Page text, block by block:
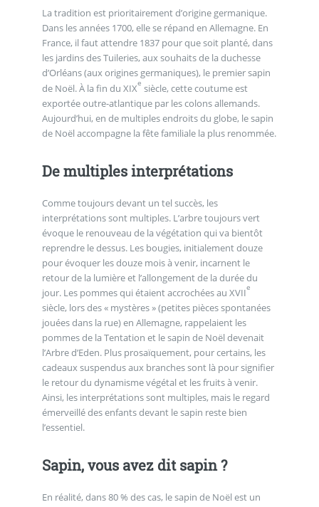
La tradition est prioritairement d’origine germanique.
Dans les années 1700, elle se répand en Allemagne. En
France, il faut attendre 1837 pour que soit planté, dans
les jardins des Tuileries, aux souhaits de la duchesse
d’Orléans (aux origines germaniques), le premier sapin
de Noël. À la fin du XIXe siècle, cette coutume est
exportée outre-atlantique par les colons allemands.
Aujourd’hui, en de multiples endroits du globe, le sapin
de Noël accompagne la fête familiale la plus renommée.
De multiples interprétations
Comme toujours devant un tel succès, les
interprétations sont multiples. L’arbre toujours vert
évoque le renouveau de la végétation qui va bientôt
reprendre le dessus. Les bougies, initialement douze
pour évoquer les douze mois à venir, incarnent le
retour de la lumière et l’allongement de la durée du
jour. Les pommes qui étaient accrochées au XVIIe
siècle, lors des « mystères » (petites pièces spontanées
jouées dans la rue) en Allemagne, rappelaient les
pommes de la Tentation et le sapin de Noël devenait
l’Arbre d’Eden. Plus prosaïquement, pour certains, les
cadeaux suspendus aux branches sont là pour signifier
le retour du dynamisme végétal et les fruits à venir.
Ainsi, les interprétations sont multiples, mais le regard
émerveillé des enfants devant le sapin reste bien
l’essentiel.
Sapin, vous avez dit sapin ?
En réalité, dans 80 % des cas, le sapin de Noël est un